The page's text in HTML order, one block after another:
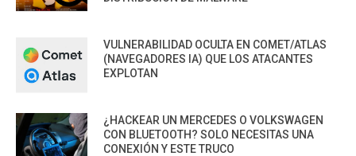
VULNERABILIDAD OCULTA EN COMET/ATLAS
(NAVEGADORES IA) QUE LOS ATACANTES
EXPLOTAN
¿HACKEAR UN MERCEDES O VOLKSWAGEN
CON BLUETOOTH? SOLO NECESITAS UNA
CONEXIÓN Y ESTE TRUCO